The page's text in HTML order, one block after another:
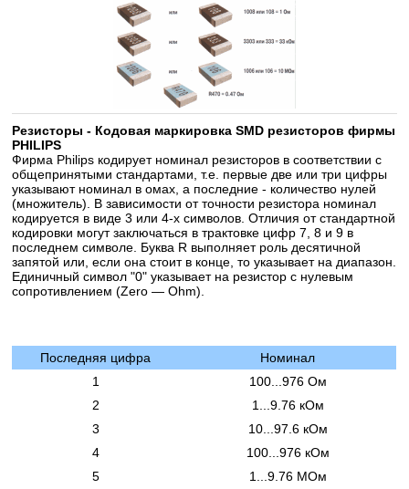
Резисторы - Кодовая маркировка SMD резисторов фирмы
PHILIPS
Фирма Philips кодирует номинал резисторов в соответствии с
общепринятыми стандартами, т.е. первые две или три цифры
указывают номинал в омах, а последние - количество нулей
(множитель). В зависимости от точности резистора номинал
кодируется в виде 3 или 4-х символов. Отличия от стандартной
кодировки могут заключаться в трактовке цифр 7, 8 и 9 в
последнем символе. Буква R выполняет роль десятичной
запятой или, если она стоит в конце, то указывает на диапазон.
Единичный символ "0" указывает на резистор с нулевым
сопротивлением (Zero — Ohm).
Последняя цифра
Номинал
1
100...976 Ом
2
1...9.76 кОм
3
10...97.6 кОм
4
100...976 кОм
5
1...9.76 МОм